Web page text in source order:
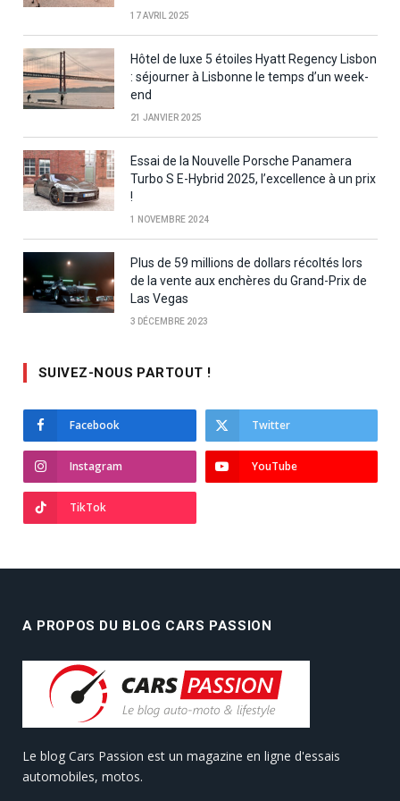
17 AVRIL 2025
Hôtel de luxe 5 étoiles Hyatt Regency Lisbon
: séjourner à Lisbonne le temps d’un week-
end
21 JANVIER 2025
Essai de la Nouvelle Porsche Panamera
Turbo S E-Hybrid 2025, l’excellence à un prix
!
1 NOVEMBRE 2024
Plus de 59 millions de dollars récoltés lors
de la vente aux enchères du Grand-Prix de
Las Vegas
3 DÉCEMBRE 2023
SUIVEZ-NOUS PARTOUT !
Facebook Twitter
Instagram YouTube
TikTok
A PROPOS DU BLOG CARS PASSION
Le blog Cars Passion est un magazine en ligne d'essais
automobiles, motos.